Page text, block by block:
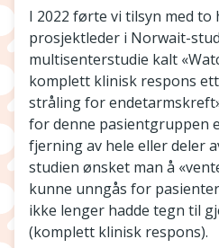
I 2022 førte vi tilsyn med
prosjektleder i Norwait-
multisenterstudie kalt
komplett klinisk respons
stråling for
for denne pasientgruppen
fjerning av hele eller deler
studien ønsket man å
kunne unngås for
ikke lenger hadde tegn til
(komplett klinisk respons).